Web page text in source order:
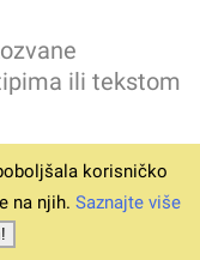
ili tekstom
Uvjeti
podršku
korisničko
na njih. Saznajte više